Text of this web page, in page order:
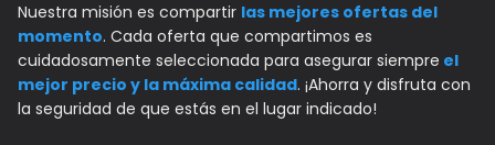
Nuestra misión es compartir las mejores ofertas del
momento. Cada oferta que compartimos es
cuidadosamente seleccionada para asegurar siempre el
mejor precio y la máxima calidad. ¡Ahorra y disfruta con
la seguridad de que estás en el lugar indicado!